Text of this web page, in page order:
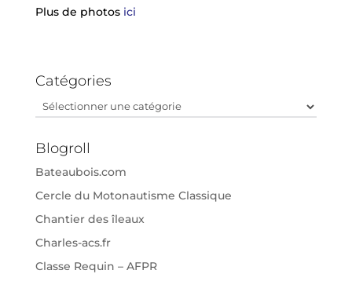
Plus de photos ici
Catégories
Catégories
Blogroll
Bateaubois.com
Cercle du Motonautisme Classique
Chantier des îleaux
Charles-acs.fr
Classe Requin – AFPR